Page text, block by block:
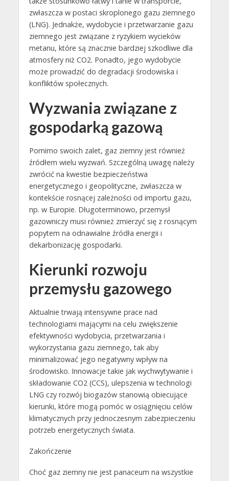
zwłaszcza w postaci skroplonego gazu ziemnego
(LNG). Jednakże, wydobycie i przetwarzanie gazu
ziemnego jest związane z ryzykiem wycieków
metanu, które są znacznie bardziej szkodliwe dla
atmosfery niż CO2. Ponadto, jego wydobycie
może prowadzić do degradacji środowiska i
konfliktów społecznych.
Wyzwania związane z
gospodarką gazową
Pomimo swoich zalet, gaz ziemny jest również
źródłem wielu wyzwań. Szczególną uwagę należy
zwrócić na kwestie bezpieczeństwa
energetycznego i geopolityczne, zwłaszcza w
kontekście rosnącej zależności od importu gazu,
np. w Europie. Długoterminowo, przemysł
gazowniczy musi również zmierzyć się z rosnącym
popytem na odnawialne źródła energii i
dekarbonizację gospodarki.
Kierunki rozwoju
przemysłu gazowego
Aktualnie trwają intensywne prace nad
technologiami mającymi na celu zwiększenie
efektywności wydobycia, przetwarzania i
wykorzystania gazu ziemnego, tak aby
minimalizować jego negatywny wpływ na
środowisko. Innowacje takie jak wychwytywanie i
składowanie CO2 (CCS), ulepszenia w technologi
LNG czy rozwój biogazów stanowią obiecujące
kierunki, które mogą pomóc w osiągnięciu celów
klimatycznych przy jednoczesnym zabezpieczeniu
potrzeb energetycznych świata.
Zakończenie
Choć gaz ziemny nie jest panaceum na wszystkie